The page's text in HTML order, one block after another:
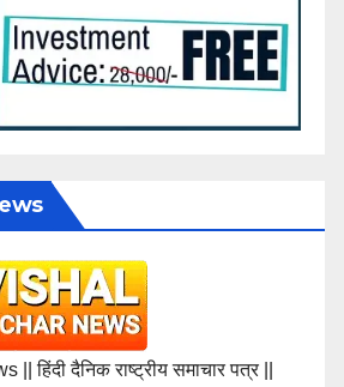
हिंदी दैनिक राष्ट्रीय समाचार पत्र ||